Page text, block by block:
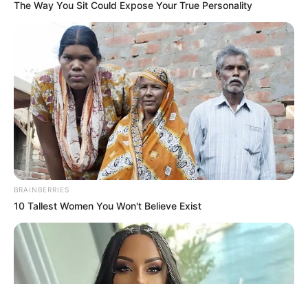
Why Did He Leave At The Peak Of This Show's
Run?
BRAINBERRIES
The Way You Sit Could Expose Your True Personality
BRAINBERRIES
10 Tallest Women You Won't Believe Exist